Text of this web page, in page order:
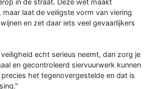
maar laat de veiligste vorm van viering
en zet daar iets veel gevaarlijkers
echt serieus neemt, dan zorg je
en gecontroleerd siervuurwerk kunnen
het tegenovergestelde en dat is